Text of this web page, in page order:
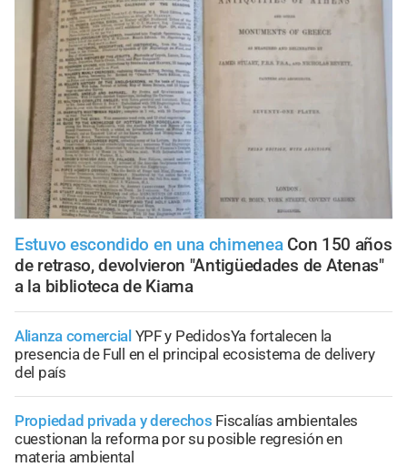
Estuvo escondido en una chimenea Con 150 años
de retraso, devolvieron "Antigüedades de Atenas"
a la biblioteca de Kiama
Alianza comercial YPF y PedidosYa fortalecen la
presencia de Full en el principal ecosistema de delivery
del país
Propiedad privada y derechos Fiscalías ambientales
cuestionan la reforma por su posible regresión en
materia ambiental